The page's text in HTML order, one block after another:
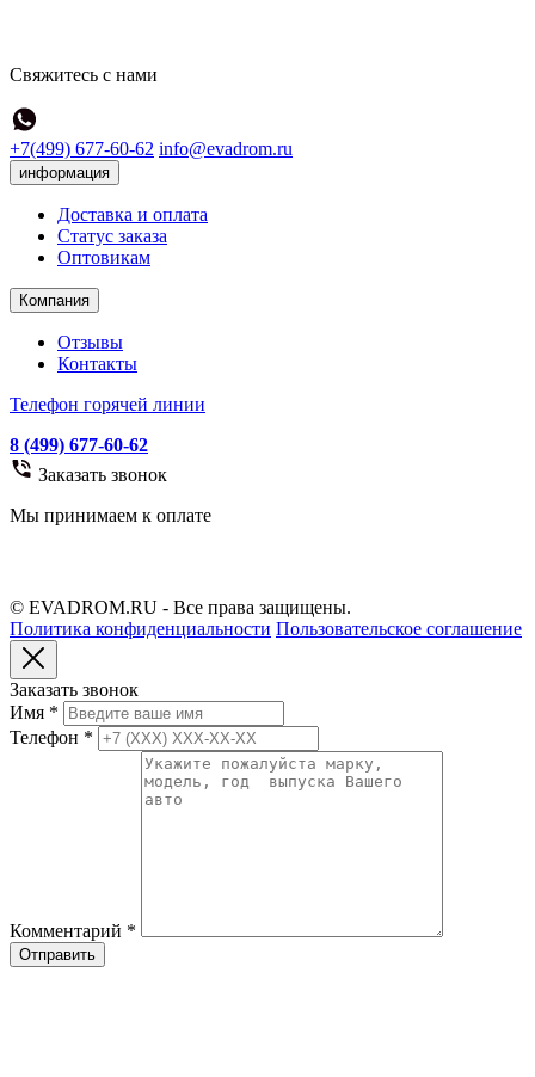
Свяжитесь с нами
+7(499) 677-60-62 info@evadrom.ru
информация
Доставка и оплата
Статус заказа
Оптовикам
Компания
Отзывы
Контакты
Телефон горячей линии
8 (499) 677-60-62
Заказать звонок
Мы принимаем к оплате
© EVADROM.RU - Все права защищены.
Политика конфиденциальности Пользовательское соглашение
Заказать звонок
Имя *
Телефон *
Комментарий *
Отправить